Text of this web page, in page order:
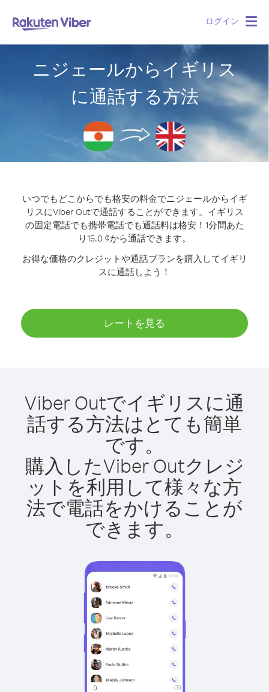
ログイン
ニジェールからイギリス
に通話する方法
いつでもどこからでも格安の料金でニジェールからイギ
リスにViber Outで通話することができます。 イギリス
の固定電話でも携帯電話でも通話料は格安！1分間あた
り15.0 ¢から通話できます。
お得な価格のクレジットや通話プランを購入してイギリ
スに通話しよう！
レートを見る
Viber Outでイギリスに通
話する方法はとても簡単
です。
購入したViber Outクレジ
ットを利用して様々な方
法で電話をかけることが
できます。